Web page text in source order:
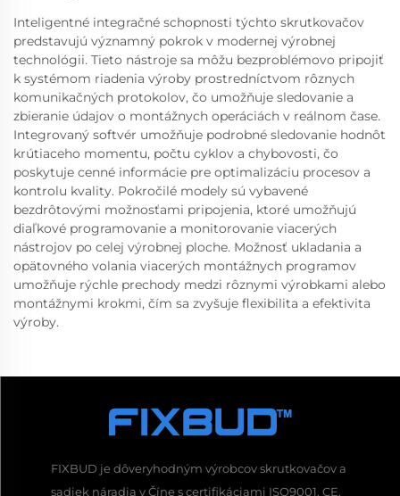
Inteligentné integračné schopnosti týchto skrutkovačov
predstavujú významný pokrok v modernej výrobnej
technológii. Tieto nástroje sa môžu bezproblémovo pripojiť
k systémom riadenia výroby prostredníctvom rôznych
komunikačných protokolov, čo umožňuje sledovanie a
zbieranie údajov o montážnych operáciách v reálnom čase.
Integrovaný softvér umožňuje podrobné sledovanie hodnôt
krútiaceho momentu, počtu cyklov a chybovosti, čo
poskytuje cenné informácie pre optimalizáciu procesov a
kontrolu kvality. Pokročilé modely sú vybavené
bezdrôtovými možnosťami pripojenia, ktoré umožňujú
diaľkové programovanie a monitorovanie viacerých
nástrojov po celej výrobnej ploche. Možnosť ukladania a
opätovného volania viacerých montážnych programov
umožňuje rýchle prechody medzi rôznymi výrobkami alebo
montážnymi krokmi, čím sa zvyšuje flexibilita a efektivita
výroby.
FIXBUD je dôveryhodným výrobcov skrutkovačov a
sadiek náradia v Číne s certifikáciami ISO9001, CE,